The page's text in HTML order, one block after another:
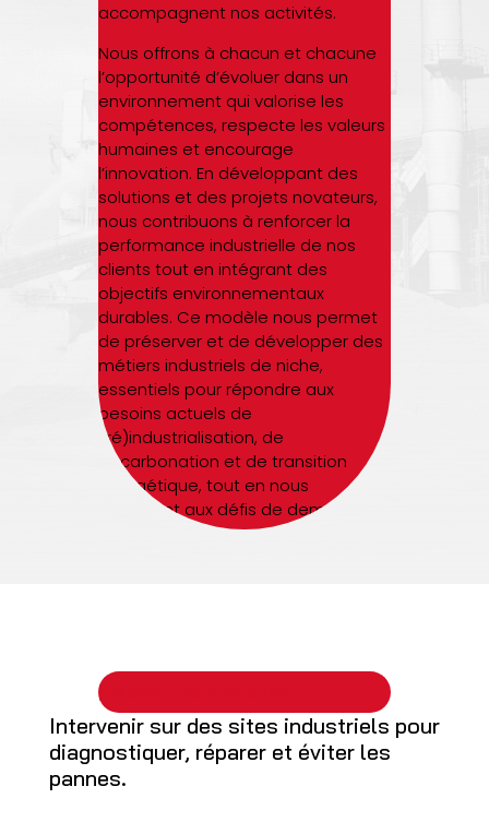
accompagnent nos activités.
Nous offrons à chacun et chacune
l’opportunité d’évoluer dans un
environnement qui valorise les
compétences, respecte les valeurs
humaines et encourage
l’innovation. En développant des
solutions et des projets novateurs,
nous contribuons à renforcer la
performance industrielle de nos
clients tout en intégrant des
objectifs environnementaux
durables. Ce modèle nous permet
de préserver et de développer des
métiers industriels de niche,
essentiels pour répondre aux
besoins actuels de
(ré)industrialisation, de
décarbonation et de transition
énergétique, tout en nous
préparant aux défis de demain.
jll.spear maintenance
Intervenir sur des sites industriels pour
diagnostiquer, réparer et éviter les
pannes.